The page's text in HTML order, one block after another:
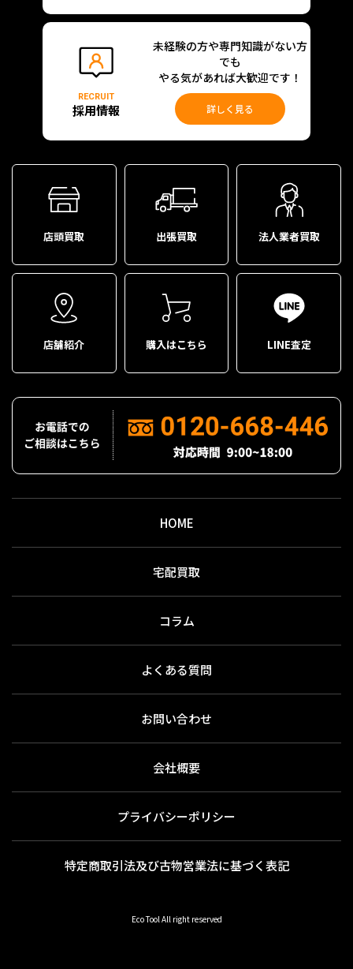
RECRUIT
採用情報
未経験の方や専門知識がない方
でも
やる気があれば大歓迎です！
詳しく見る
店頭買取 出張買取 法人業者買取
店舗紹介 購入はこちら LINE査定
HOME
宅配買取
コラム
よくある質問
お問い合わせ
会社概要
プライバシーポリシー
特定商取引法及び古物営業法に基づく表記
Eco Tool All right reserved